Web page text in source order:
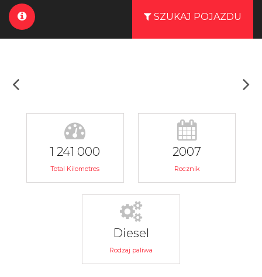
SZUKAJ POJAZDU
1 241 000
Total Kilometres
2007
Rocznik
Diesel
Rodzaj paliwa